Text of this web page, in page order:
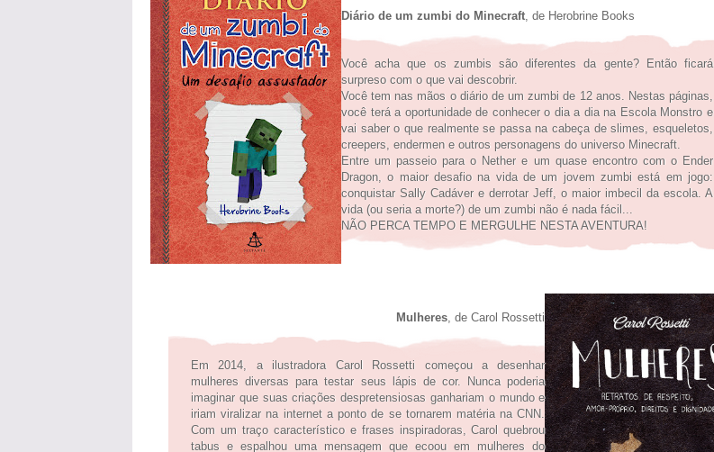
Diário de um zumbi do Minecraft, de Herobrine Books
Você acha que os zumbis são diferentes da gente? Então ficará
surpreso com o que vai descobrir.
Você tem nas mãos o diário de um zumbi de 12 anos. Nestas páginas,
você terá a oportunidade de conhecer o dia a dia na Escola Monstro e
vai saber o que realmente se passa na cabeça de slimes, esqueletos,
creepers, endermen e outros personagens do universo Minecraft.
Entre um passeio para o Nether e um quase encontro com o Ender
Dragon, o maior desafio na vida de um jovem zumbi está em jogo:
conquistar Sally Cadáver e derrotar Jeff, o maior imbecil da escola. A
vida (ou seria a morte?) de um zumbi não é nada fácil...
NÃO PERCA TEMPO E MERGULHE NESTA AVENTURA!
Mulheres, de Carol Rossetti
Em 2014, a ilustradora Carol Rossetti começou a desenhar
mulheres diversas para testar seus lápis de cor. Nunca poderia
imaginar que suas criações despretensiosas ganhariam o mundo e
iriam viralizar na internet a ponto de se tornarem matéria na CNN.
Com um traço característico e frases inspiradoras, Carol quebrou
tabus e espalhou uma mensagem que ecoou em mulheres do